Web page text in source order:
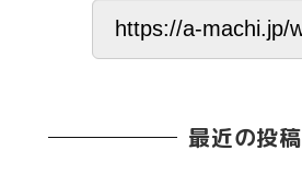
最近の投稿